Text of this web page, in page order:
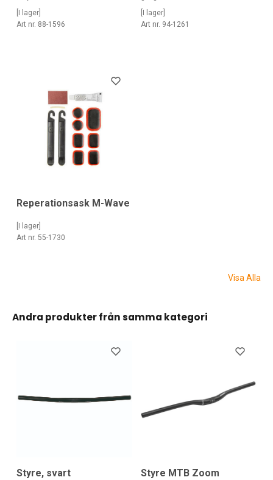
[I lager]
Art nr. 88-1596
[I lager]
Art nr. 94-1261
Reperationsask M-Wave
[I lager]
Art nr. 55-1730
Visa Alla
Andra produkter från samma kategori
Styre, svart
Styre MTB Zoom